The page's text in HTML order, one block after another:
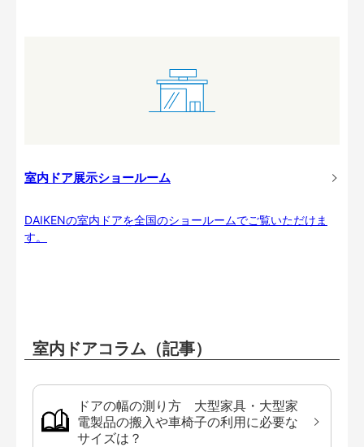
室内ドア展示ショールーム
DAIKENの室内ドアを全国のショールームでご覧いただけま
す。
室内ドアコラム（記事）
ドアの幅の測り方 大型家具・大型家
電製品の搬入や車椅子の利用に必要な
サイズは？